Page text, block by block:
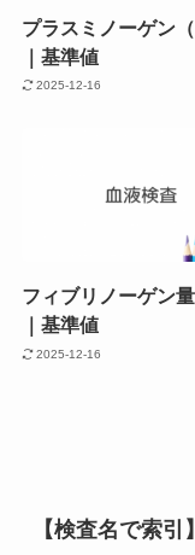
プラスミノーゲン（
｜基準値
2025-12-16
フィブリノーゲン量
｜基準値
2025-12-16
【検査名で索引】